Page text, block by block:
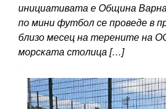
инициативата е Община
по мини футбол се проведе в
близо месец на терените на
морската столица […]